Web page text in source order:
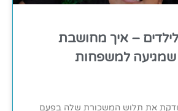
לילדים – איך מחושבת
למשפחות
בודקת את תלוש המשכורת שלה בפעם